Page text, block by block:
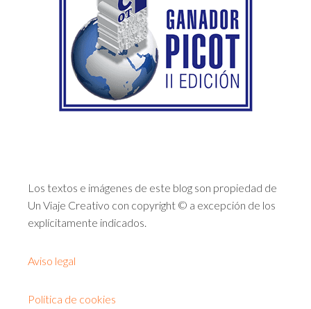
Los textos e imágenes de este blog son propiedad de
Un Viaje Creativo con copyright © a excepción de los
explícitamente indicados.
Aviso legal
Política de cookies